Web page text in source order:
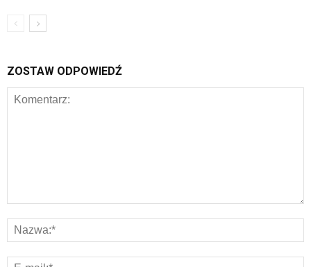
ZOSTAW ODPOWIEDŹ